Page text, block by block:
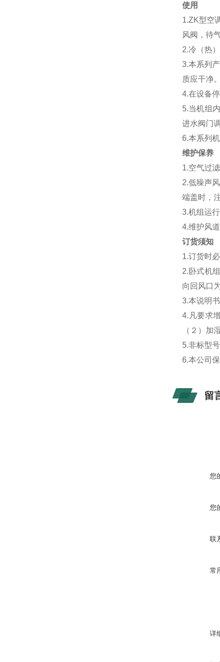
使用
1.ZK型空
风阀，待
2.冷（热
3.本系列
质应干净
4.在设备
5.当机组
进水阀门
6.本系列
维护保养
1.空气过
2.低噪声
端盖时，
3.机组运
4.维护风
订货须知
1.订货时
2.卧式机
向回风口
3.本说明
4.凡要求
（２）加
5.非标型
6.本公司
留
您
您
联
常
详